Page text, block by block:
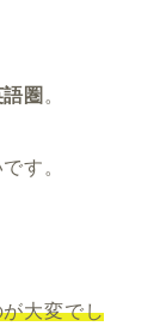
圏 。
す。
大変でし